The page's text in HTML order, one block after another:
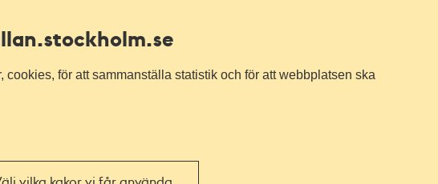
.stockholm.se
för att sammanställa statistik och för att webbplatsen ska